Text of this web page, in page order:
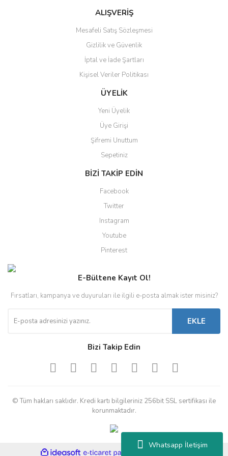
Whatsapp İletişim
Gönder
ALIŞVERİŞ
Mesafeli Satış Sözleşmesi
Gizlilik ve Güvenlik
İptal ve İade Şartları
Kişisel Veriler Politikası
ÜYELİK
Yeni Üyelik
Üye Girişi
Şifremi Unuttum
Sepetiniz
BİZİ TAKİP EDİN
Facebook
Twitter
Instagram
Youtube
Pinterest
E-Bültene Kayıt Ol!
Fırsatları, kampanya ve duyuruları ile ilgili e-posta almak ister misiniz?
EKLE
Bizi Takip Edin
© Tüm hakları saklıdır. Kredi kartı bilgileriniz 256bit SSL sertifikası ile
korunmaktadır.
ideasoft